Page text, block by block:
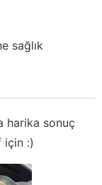
sağlık
harika sonuç
için :)